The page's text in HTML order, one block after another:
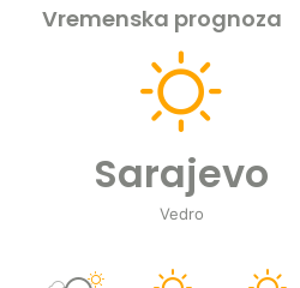
Vremenska prognoza
Sarajevo
Vedro